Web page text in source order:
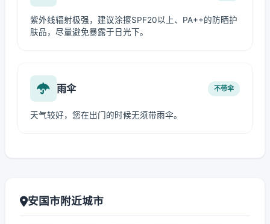
紫外线辐射极强，建议涂擦SPF20以上、PA++的防晒护
肤品，尽量避免暴露于日光下。
雨伞 不带伞
天气较好，您在出门的时候无须带雨伞。
安国市附近城市